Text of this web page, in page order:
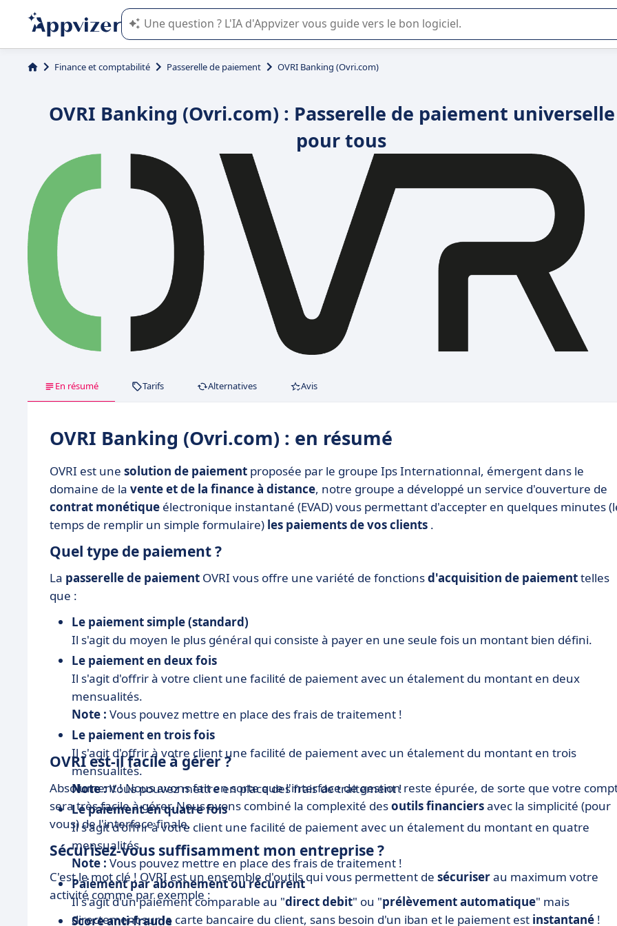
L'IA de Appvizer vous guide dans l'utilisation ou la sélection de logiciel SaaS en entreprise.
Finance et comptabilité Passerelle de paiement OVRI Banking (Ovri.com)
OVRI Banking (Ovri.com) : Passerelle de paiement
pour tous
En résumé Tarifs Alternatives Avis
OVRI Banking (Ovri.com) : en résumé
OVRI est une solution de paiement proposée par le groupe Ips Internationnal, émergent dans le
domaine de la vente et de la finance à distance, notre groupe a développé un service d'ouverture de
contrat monétique électronique instantané (EVAD) vous permettant d'accepter en quelques minutes
temps de remplir un simple formulaire) les paiements de vos clients .
Quel type de paiement ?
La passerelle de paiement OVRI vous offre une variété de fonctionsd'acquisition de paiementtelles
que :
Le paiement simple (standard)
Il s'agit du moyen le plus général qui consiste à payer en une seule fois un montant bien défini.
Le paiement en deux fois
Il s'agit d'offrir à votre client une facilité de paiement avec un étalement du montant en deux
mensualités.
Note : Vous pouvez mettre en place des frais de traitement !
Le paiement en trois fois
Il s'agit d'offrir à votre client une facilité de paiement avec un étalement du montant en trois
mensualités.
Note :Vous pouvez mettre en place des frais de traitement !
Le paiement en quatre fois
Il s'agit d'offrir à votre client une facilité de paiement avec un étalement du montant en quatre
mensualités.
Note : Vous pouvez mettre en place des frais de traitement !
Paiement par abonnement ou récurrent
Il s'agit d'un paiement comparable au "direct debit" ou "prélèvement automatique" mais
directement sur la carte bancaire du client, sans besoin d'un iban et le paiement est instantané !
OVRI est-il facile à gérer ?
Absolument ! Nous avons fait en sorte que l'interface de gestion reste épurée, de sorte que votre
sera très facile à gérer. Nous avons combiné la complexité desoutils financiersavec la simplicité (pour
vous) de l'interface finale.
Sécurisez-vous suffisamment mon entreprise ?
C'est le mot clé ! OVRI est un ensemble d'outils qui vous permettent de sécuriserau maximum votre
activité comme par exemple :
Score anti-fraude